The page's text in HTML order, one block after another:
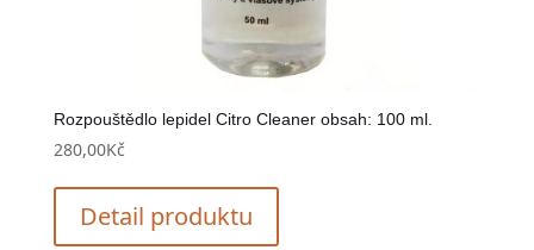
Rozpouštědlo lepidel Citro Cleaner obsah: 100 ml.
280,00Kč
Detail produktu